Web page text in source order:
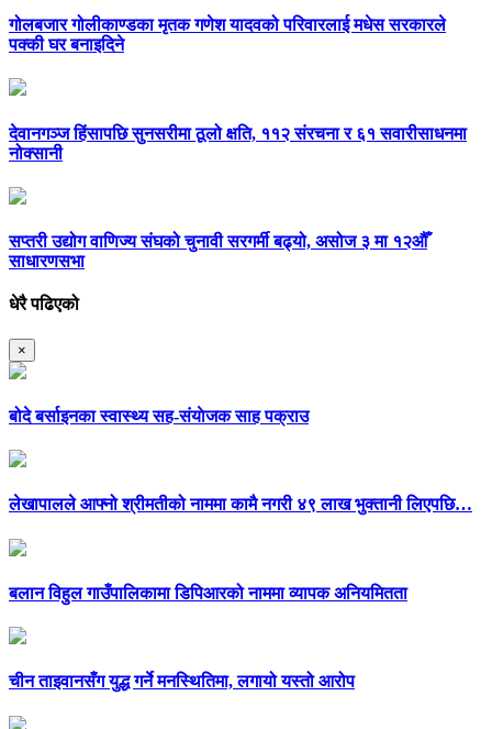
गोलबजार गोलीकाण्डका मृतक गणेश यादवको परिवारलाई मधेस सरकारले
पक्की घर बनाइदिने
देवानगञ्ज हिंसापछि सुनसरीमा ठूलो क्षति, ११२ संरचना र ६१ सवारीसाधनमा
नोक्सानी
सप्तरी उद्योग वाणिज्य संघको चुनावी सरगर्मी बढ्यो, असोज ३ मा १२औँ
साधारणसभा
धेरै पढिएको
×
बोदे बर्साइनका स्वास्थ्य सह-संयाेजक साह पक्राउ
लेखापालले आफ्नो श्रीमतीको नाममा कामै नगरी ४९ लाख भुक्तानी लिएपछि…
बलान विहुल गाउँपालिकामा डिपिआरको नाममा व्यापक अनियमितता
चीन ताइवानसँग युद्ध गर्ने मनस्थितिमा, लगायो यस्तो आरोप